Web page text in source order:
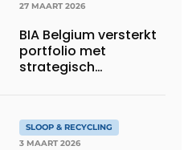
27 MAART 2026
BIA Belgium versterkt
portfolio met
strategisch
Environmental
SLOOP & RECYCLING
3 MAART 2026